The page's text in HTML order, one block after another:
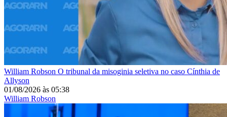
William Robson O tribunal da misoginia seletiva no caso Cínthia de
Allyson
01/08/2026 às 05:38
William Robson